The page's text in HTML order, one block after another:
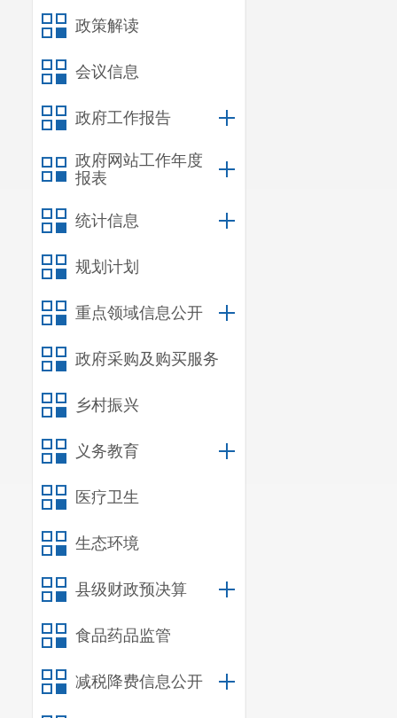
政策解读
会议信息
政府工作报告
政府网站工作年度
报表
统计信息
规划计划
重点领域信息公开
政府采购及购买服务
乡村振兴
义务教育
医疗卫生
生态环境
县级财政预决算
食品药品监管
减税降费信息公开